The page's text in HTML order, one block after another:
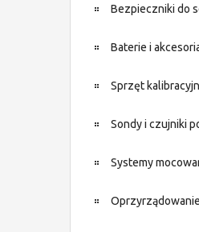
Bezpieczniki do
Baterie i
Sprzęt
Sondy i czujniki
Systemy